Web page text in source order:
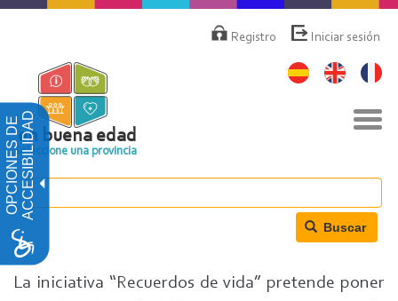
OPCIONES DEACCESIBILIDAD
Pasar
contenido
principal
deRegistro Iniciar sesión
en buena edad
Seleccione una provincia
Buscar
La iniciativa “Recuerdos de vida” pretende poner